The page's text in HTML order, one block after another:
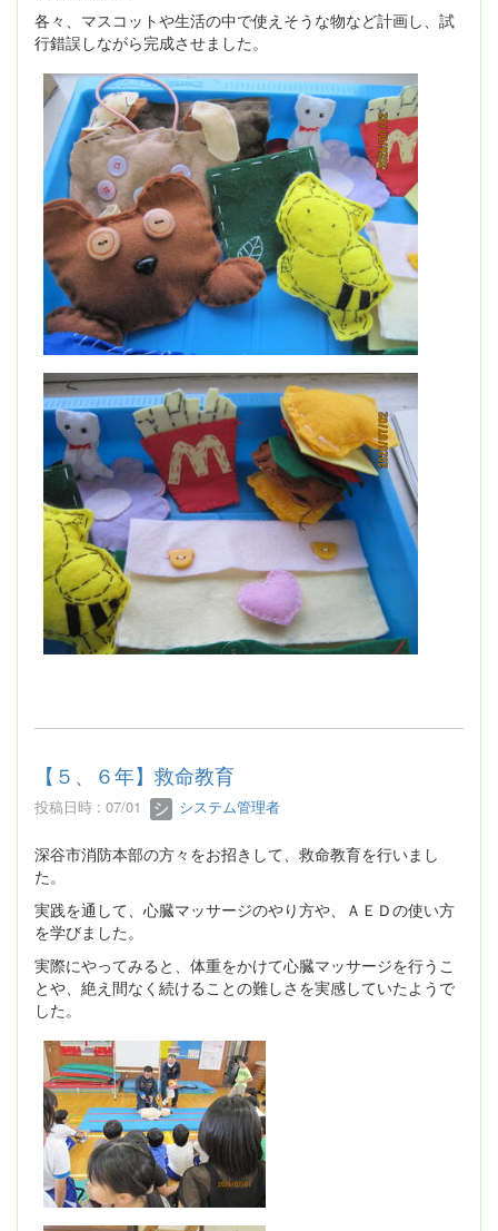
各々、マスコットや生活の中で使えそうな物など計画し、試
行錯誤しながら完成させました。
【５、６年】救命教育
投稿日時 : 07/01 システム管理者
深谷市消防本部の方々をお招きして、救命教育を行いまし
た。
実践を通して、心臓マッサージのやり方や、ＡＥＤの使い方
を学びました。
実際にやってみると、体重をかけて心臓マッサージを行うこ
とや、絶え間なく続けることの難しさを実感していたようで
した。